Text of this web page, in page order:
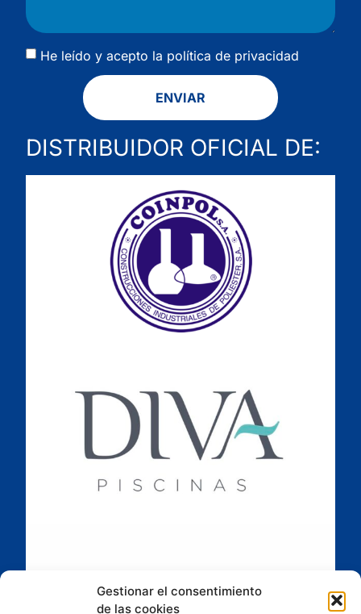
Gestionar el consentimiento
de las cookies
He leído y acepto la política de privacidad
ENVIAR
DISTRIBUIDOR OFICIAL DE: